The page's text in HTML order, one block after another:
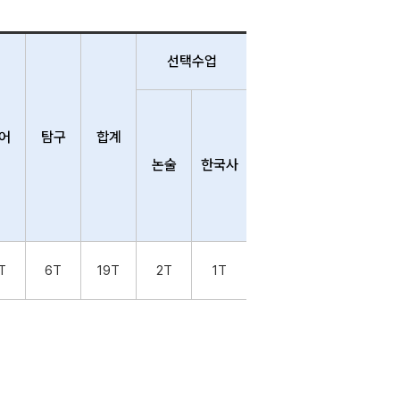
탐구 합계
선택수업
논술 한국사
6T 19T 2T 1T